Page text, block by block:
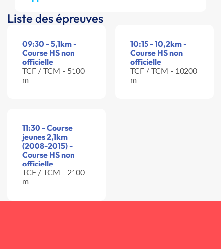
Liste des épreuves
09:30 - 5,1km -
Course HS non
officielle
TCF / TCM - 5100
m
10:15 - 10,2km -
Course HS non
officielle
TCF / TCM - 10200
m
11:30 - Course
jeunes 2,1km
(2008-2015) -
Course HS non
officielle
TCF / TCM - 2100
m